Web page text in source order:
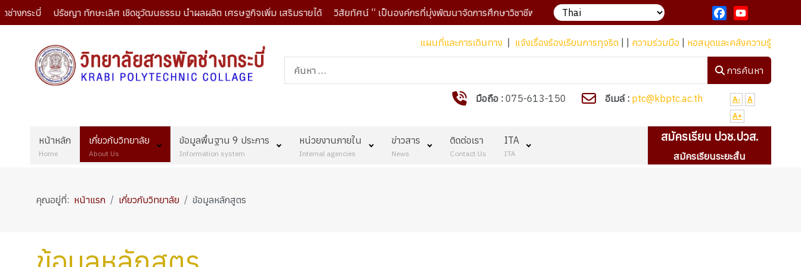
ะบี่ ปรัชญา ทักษะเลิศ เชิดชูวัฒนธรรม นำผลผลิต เศรษฐกิจเพิ่ม เสริมรายได้ วิสัยทัศน์ “ เป็นองค์กรที่มุ่งพัฒนาจัดการศึกษาวิชาชีพหลากหลายเพื่อสนองความต้องการของประชาชนทุกกลุ่มในท้องถิ่นอย่างมีคุ
Facebook
YouTube
แผนที่และการเดินทาง
แจ้งเรื่องร้องเรียนการทุจริต ความร่วมมือ
หอสมุดและคลังความรู้
การค้นหา
การค้นหา
มือถือ : 075-613-150 อีเมล์ : ptc@kbptc.ac.th A-
A
A+
หน้าหลัก
Home
เกี่ยวกับวิทยาลัย
About Us
ข้อมูลพื้นฐาน 9 ประการ
Information system
หน่วยงานภายใน
Internal agencies
ข่าวสาร
News
ติดต่อเรา
Contact Us
ITA
ITA
สมัครเรียน ปวช.ปวส.
สมัครเรียนระยะสั้น
คุณอยู่ที่: หน้าแรก เกี่ยวกับวิทยาลัย ข้อมูลหลักสูตร